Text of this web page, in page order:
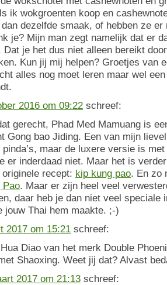
ik wokgroenten koop en
dezelfde smaak, of hebben ze er
je? Mijn man zegt namelijk dat er
Dat je het dus niet alleen bereikt
Kun jij mij helpen? Groetjes van
alles nog moet leren maar wel
2016 om 09:22 schreef:
gerecht, Phad Med Mamuang is
Gong bao Jiding. Een van mijn
maar de luxere versie is
er inderdaad niet. Maar het is
recept: kip kung pao. En zo
Pao. Maar er zijn heel veel
daar heb je dan niet veel speciale
jouw Thai hem maakte. ;-)
2017 om 15:21 schreef:
Diao van het merk Double
Shaoxing. Weet jij dat? Alvast
2017 om 21:13 schreef: